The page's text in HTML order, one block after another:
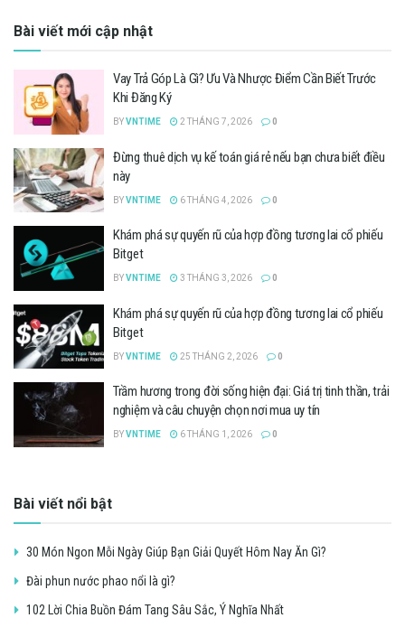
Bài viết mới cập nhật
Vay Trả Góp Là Gì? Ưu Và Nhược Điểm Cần Biết Trước
Khi Đăng Ký
BYVNTIME 2 THÁNG 7, 2026 0
Đừng thuê dịch vụ kế toán giá rẻ nếu bạn chưa biết điều
này
BYVNTIME 6 THÁNG 4, 2026 0
Khám phá sự quyến rũ của hợp đồng tương lai cổ phiếu
Bitget
BYVNTIME 3 THÁNG 3, 2026 0
Khám phá sự quyến rũ của hợp đồng tương lai cổ phiếu
Bitget
BYVNTIME 25 THÁNG 2, 2026 0
Trầm hương trong đời sống hiện đại: Giá trị tinh thần, trải
nghiệm và câu chuyện chọn nơi mua uy tín
BYVNTIME 6 THÁNG 1, 2026 0
Bài viết nổi bật
30 Món Ngon Mỗi Ngày Giúp Bạn Giải Quyết Hôm Nay Ăn Gì?
Đài phun nước phao nổi là gì?
102 Lời Chia Buồn Đám Tang Sâu Sắc, Ý Nghĩa Nhất